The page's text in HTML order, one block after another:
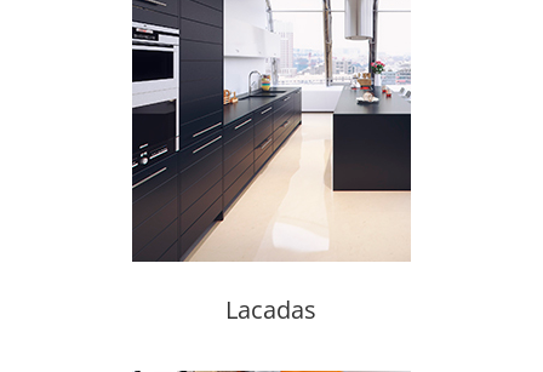
Lacadas